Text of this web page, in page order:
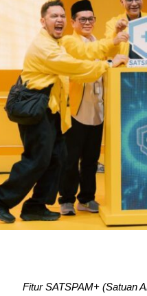
Fitur SATSPAM+ (Satuan